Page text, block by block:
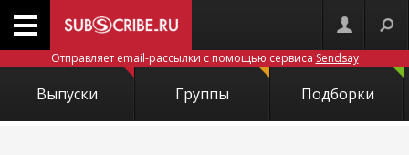
Отправляет email-рассылки с помощью сервиса Sendsay
Выпуски Группы Подборки